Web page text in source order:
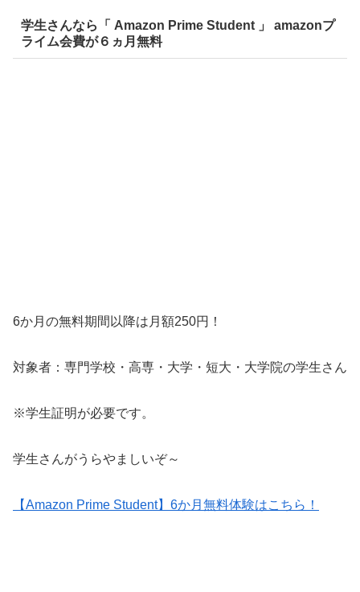
学生さんなら「 Amazon Prime Student 」 amazonプ
ライム会費が６ヵ月無料
6か月の無料期間以降は月額250円！
対象者：専門学校・高専・大学・短大・大学院の学生さん
※学生証明が必要です。
学生さんがうらやましいぞ～
【Amazon Prime Student】6か月無料体験はこちら！